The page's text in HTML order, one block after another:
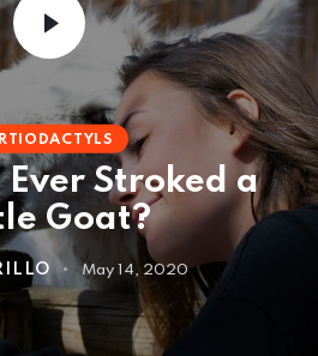
Ever Stroked a
Goat?
May 14, 2020